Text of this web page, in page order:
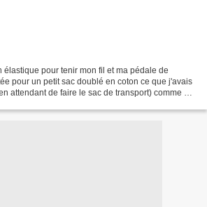
élastique pour tenir mon fil et ma pédale de
pour un petit sac doublé en coton ce que j'avais
attendant de faire le sac de transport) comme ça